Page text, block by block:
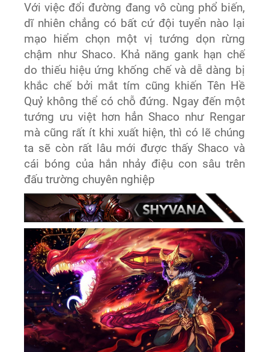
Với việc đổi đường đang vô cùng phổ biến,
dĩ nhiên chẳng có bất cứ đội tuyển nào lại
mạo hiểm chọn một vị tướng dọn rừng
chậm như Shaco. Khả năng gank hạn chế
do thiếu hiệu ứng khống chế và dễ dàng bị
khắc chế bởi mắt tím cũng khiến Tên Hề
Quỷ không thể có chỗ đứng. Ngay đến một
tướng ưu việt hơn hẳn Shaco như Rengar
mà cũng rất ít khi xuất hiện, thì có lẽ chúng
ta sẽ còn rất lâu mới được thấy Shaco và
cái bóng của hắn nhảy điệu con sâu trên
đấu trường chuyên nghiệp